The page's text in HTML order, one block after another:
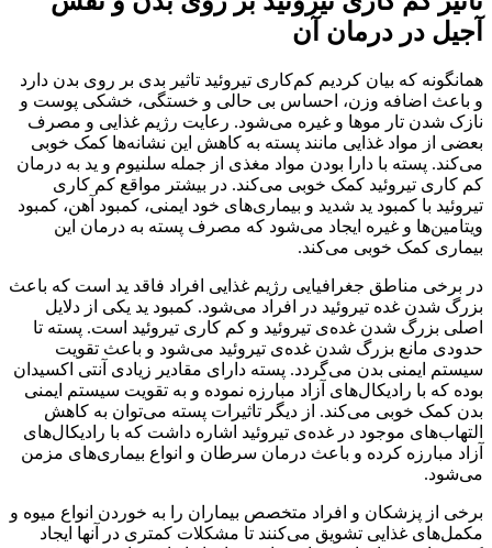
آجیل در درمان آن
همانگونه که بیان کردیم کم‌کاری تیروئید تاثیر بدی بر روی بدن دارد
و باعث اضافه وزن، احساس بی حالی و خستگی، خشکی پوست و
نازک شدن تار موها و غیره می‌شود. رعایت رژیم غذایی و مصرف
بعضی از مواد غذایی مانند پسته به کاهش این نشانه‌ها کمک خوبی
‌می‌کند. پسته با دارا بودن مواد مغذی از جمله سلنیوم و ید به درمان
کم کاری تیروئید کمک خوبی می‌کند. در بیشتر مواقع کم کاری
تیروئید با کمبود ید شدید و بیماری‌های خود ایمنی، کمبود آهن، کمبود
ویتامین‌ها و غیره ایجاد می‌شود که مصرف پسته به‌ درمان این
بیماری کمک خوبی می‌کند.
در برخی مناطق جغرافیایی رژیم غذایی افراد فاقد ید است که باعث
بزرگ شدن غده تیروئید در افراد می‌شود. کمبود ید یکی از دلایل
اصلی بزرگ‌ شدن غده‌ی تیروئید و کم کاری تیروئید است. پسته تا
حدودی مانع بزرگ شدن غده‌ی تیروئید می‌شود و باعث تقویت
سیستم ایمنی بدن می‌گردد. پسته دارای مقادیر زیادی آنتی اکسیدان
بوده که با رادیکال‌های آزاد مبارزه نموده و به تقویت سیستم ایمنی
بدن کمک خوبی می‌کند. از دیگر تاثیرات پسته می‌توان به کاهش
التهاب‌های موجود در غده‌ی تیروئید اشاره داشت که با رادیکال‌های
آزاد مبارزه کرده و باعث درمان سرطان و انواع بیماری‌های مزمن
می‌شود.
برخی از پزشکان و افراد متخصص بیماران را به خوردن انواع میوه و
مکمل‌های غذایی تشویق می‌کنند تا مشکلات کمتری در آنها ایجاد